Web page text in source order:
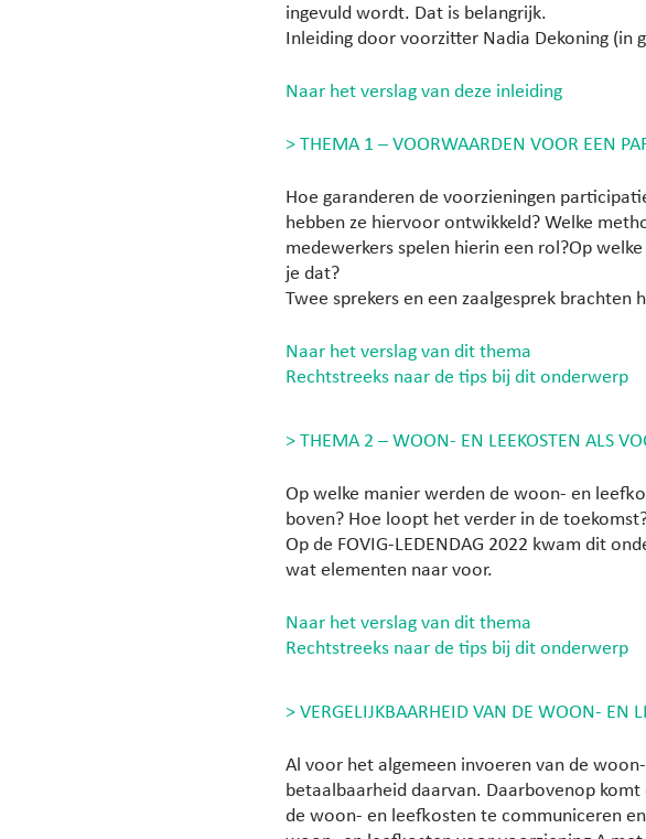
ingevuld wordt. Dat is belangrijk.
Inleiding door voorzitter Nadia Dekoning (in
Naar het verslag van deze inleiding
> THEMA 1 – VOORWAARDEN VOOR EEN
Hoe garanderen de voorzieningen
hebben ze hiervoor ontwikkeld? Welke
medewerkers spelen hierin een rol?Op
je dat?
Twee sprekers en een zaalgesprek brachten
Naar het verslag van dit thema
Rechtstreeks naar de tips bij dit onderwerp
> THEMA 2 – WOON- EN LEEKOSTEN ALS
Op welke manier werden de woon- en
boven? Hoe loopt het verder in de
Op de FOVIG-LEDENDAG 2022 kwam dit
wat elementen naar voor.
Naar het verslag van dit thema
Rechtstreeks naar de tips bij dit onderwerp
> VERGELIJKBAARHEID VAN DE WOON- EN
Al voor het algemeen invoeren van de
betaalbaarheid daarvan. Daarbovenop
de woon- en leefkosten te communiceren